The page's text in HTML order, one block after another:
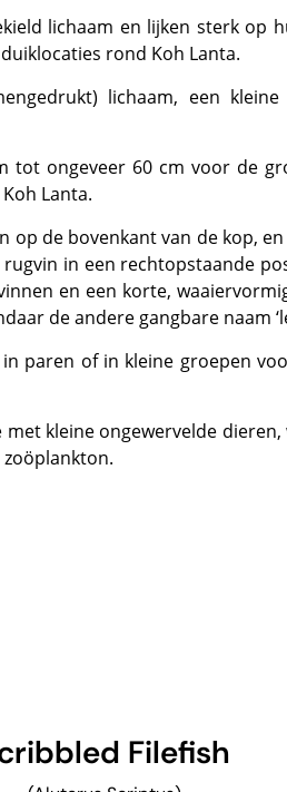
duiklocaties rond Koh Lanta.
Lanta.
in een rechtopstaande
en een korte,
de andere gangbare naam
Filefish